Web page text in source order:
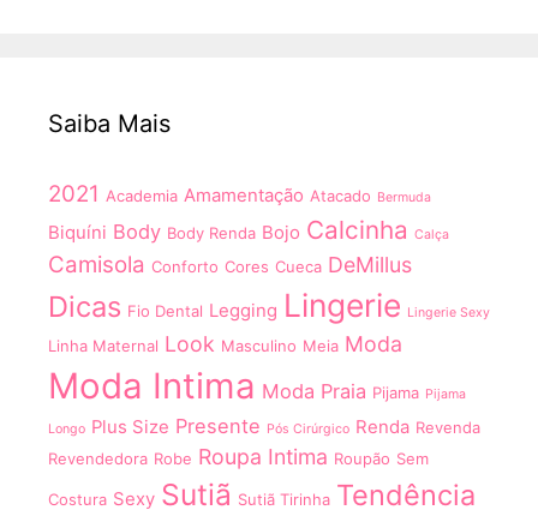
Saiba Mais
2021 Academia Amamentação Atacado Bermuda
Biquíni Body Body Renda Bojo Calcinha Calça
Camisola Conforto Cores Cueca DeMillus
Dicas Fio Dental Legging Lingerie Lingerie Sexy
Linha Maternal Look Masculino Meia Moda
Moda Intima Moda Praia Pijama Pijama
Longo Plus Size Presente Pós Cirúrgico Renda Revenda
Revendedora Robe Roupa Intima Roupão Sem
Costura Sexy Sutiã Sutiã Tirinha Tendência